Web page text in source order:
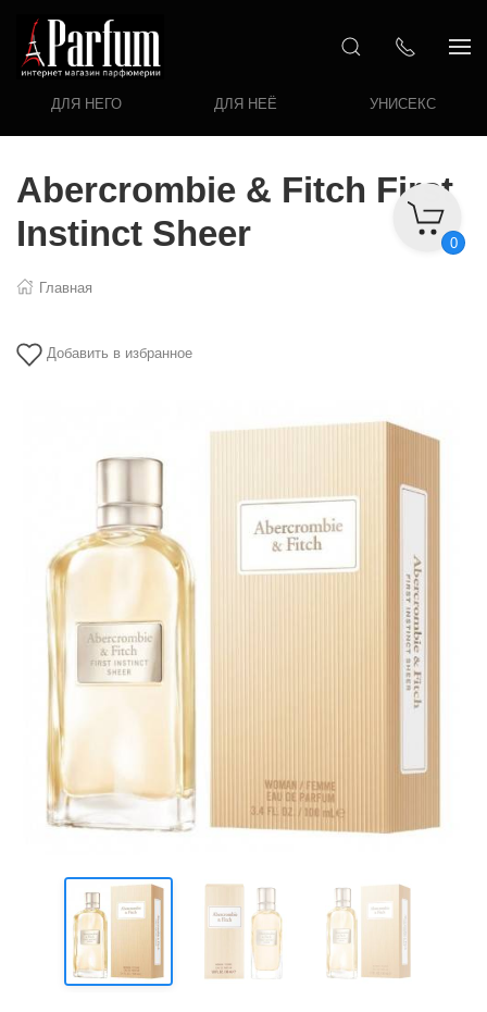
ДЛЯ НЕГО ДЛЯ НЕЁ УНИСЕКС
0
Abercrombie & Fitch First
Instinct Sheer
Главная
Добавить в избранное